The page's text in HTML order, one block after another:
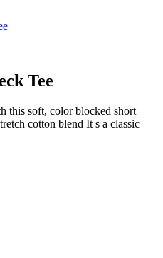
Tee
this soft, color blocked short
cotton blend It s a classic